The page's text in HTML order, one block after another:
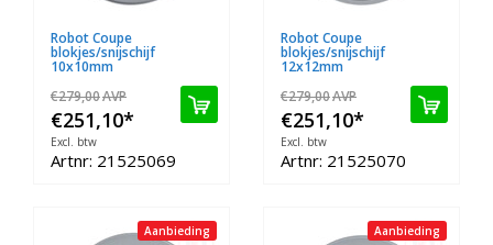
Robot Coupe
blokjes/snijschijf
10x10mm
€279,00AVP
€251,10*
Excl. btw
Artnr: 21525069
Robot Coupe
blokjes/snijschijf
12x12mm
€279,00AVP
€251,10*
Excl. btw
Artnr: 21525070
Aanbieding Aanbieding